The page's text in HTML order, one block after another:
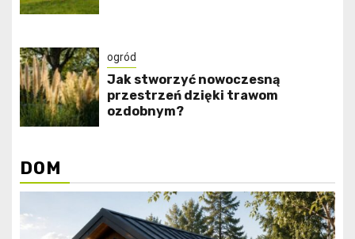
ogród
Jak stworzyć nowoczesną
przestrzeń dzięki trawom
ozdobnym?
DOM